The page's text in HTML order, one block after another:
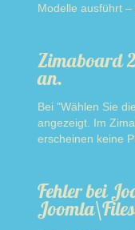
Modelle ausführt –
Zimaboard
an.
Bei "Wählen Sie
angezeigt. Im
erscheinen keine
Fehler bei